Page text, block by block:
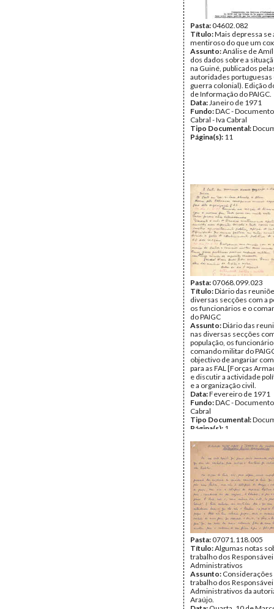
Pasta:04602.082
Título:Mais depressa se
mentiroso do que um
Assunto:Análise de
dos dados sobre a
na Guiné, publicados
autoridades portuguesas
guerra colonial). Edição
de Informação do PAIGC.
Data:Janeiro de 1971
Fundo:DAC -
Cabral - Iva Cabral
Tipo Documental:
Página(s): 11
Pasta:07068.099.023
Título:Diário das
diversas secções com a
os funcionários e o
do PAIGC
Assunto:Diário das
nas diversas secções
população, os
comando militar do
objectivo de angariar
para as FAL [Forças
e discutir a actividade
e a organização civil.
Data:Fevereiro de 1971
Fundo:DAC -
Cabral
Tipo Documental:
Página(s): 1
Pasta:07071.118.005
Título:Algumas notas
trabalho dos
Administrativos
Assunto: Considerações
trabalho dos
Administrativos da
Araújo.